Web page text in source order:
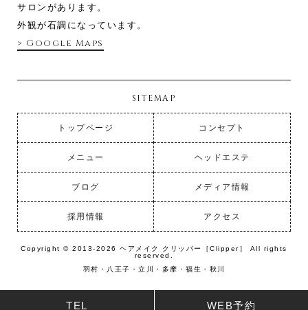
サロンがあります。
外観が石調になっています。
> Google Maps
SITEMAP
トップページ コンセプト
メニュー ヘッドエステ
ブログ メディア情報
採用情報 アクセス
Copyright © 2013-2026 ヘアメイク クリッパー［Clipper］ All rights
reserved.
羽村・八王子・立川・多摩・福生・秋川
TEL WEB予約